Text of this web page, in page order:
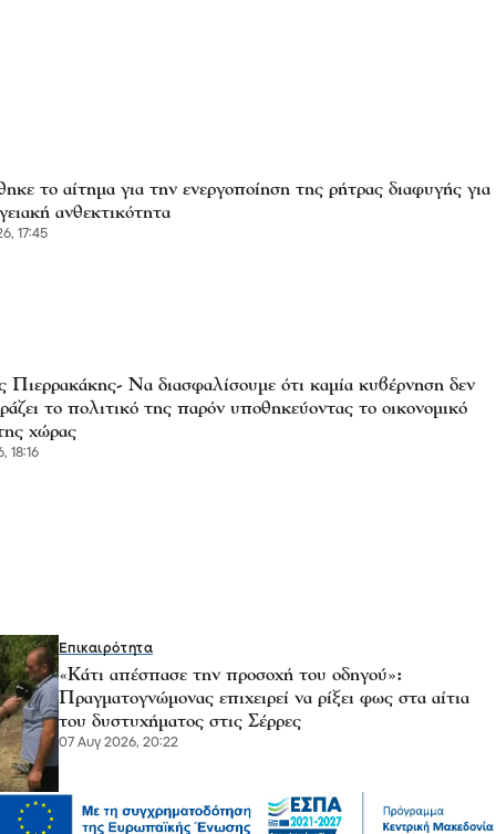
το αίτημα για την ενεργοποίηση της ρήτρας διαφυγής για
ανθεκτικότητα
17:45
Πιερρακάκης- Να διασφαλίσουμε ότι καμία κυβέρνηση δεν
το πολιτικό της παρόν υποθηκεύοντας το οικονομικό
χώρας
18:16
Επικαιρότητα
«Κάτι απέσπασε την προσοχή του οδηγού»:
Πραγματογνώμονας επιχειρεί να ρίξει φως στα αίτια
του δυστυχήματος στις Σέρρες
07 Αυγ 2026, 20:22
Μόδα